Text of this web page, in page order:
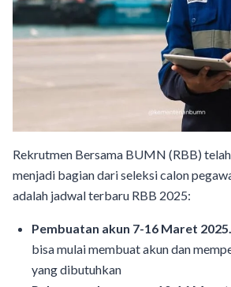
Rekrutmen Bersama BUMN (RBB)
menjadi bagian dari seleksi calon
adalah jadwal terbaru RBB 2025:
Pembuatan akun 7-16 Maret 2025.
bisa mulai membuat akun dan
yang dibutuhkan